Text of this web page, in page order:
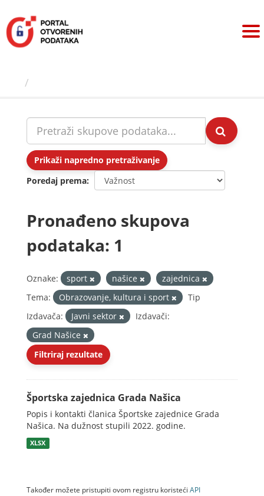
sadržaj
Prikaži napredno pretraživanje
Poredaj prema
Pronađeno skupova
podataka: 1
Oznake: sport našice
zajednica
Tema:
Obrazovanje, kultura i sport
Tip
Izdavača:
Javni sektor
Izdavači:
Grad Našice
Filtriraj rezultate
Športska zajednica Grada Našica
Popis i kontakti članica Športske zajednice Grada
Našica. Na dužnost stupili 2022. godine.
XLSX
Također možete pristupiti ovom registru koristeći API